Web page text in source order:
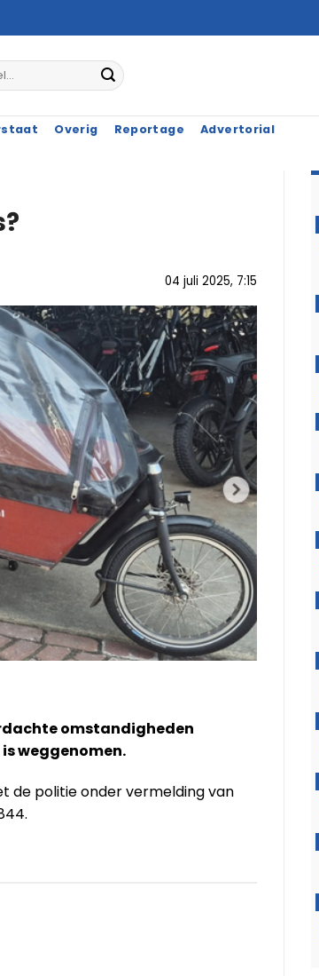
Overig Reportage Advertorial
04 juli 2025, 7:15
omstandigheden
weggenomen.
de politie onder vermelding van